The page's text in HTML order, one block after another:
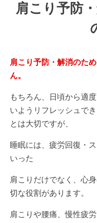
肩こり予防
肩こり予防・解消のた
ん。
もちろん、日頃から適
いようリフレッシュで
とは大切ですが、
睡眠には、疲労回復・
いった
肩こりだけでなく、心
切な役割があります。
肩こりや腰痛、慢性疲